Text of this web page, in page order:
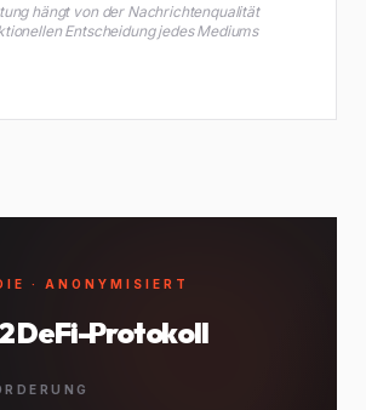
hängt von der Nachrichtenqualität
Entscheidung jedes Mediums
· ANONYMISIERT
DeFi-Protokoll